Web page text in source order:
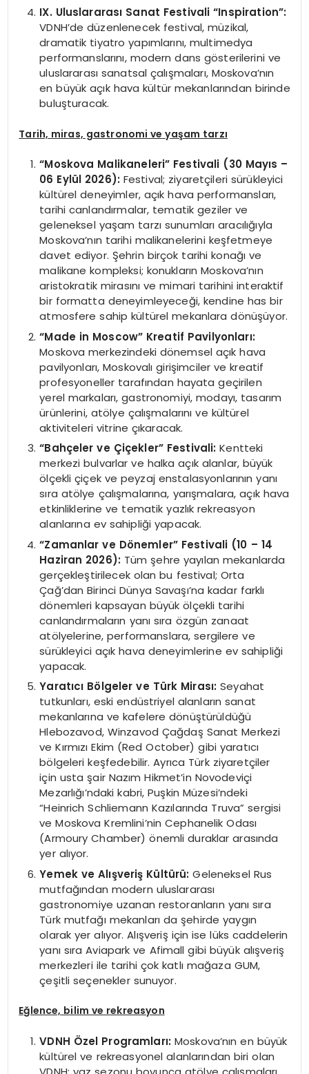
IX. Uluslararası Sanat Festivali “Inspiration”:
VDNH’de düzenlenecek festival, müzikal,
dramatik tiyatro yapımlarını, multimedya
performanslarını, modern dans gösterilerini ve
uluslararası sanatsal çalışmaları, Moskova’nın
en büyük açık hava kültür mekanlarından birinde
buluşturacak.
Tarih, miras, gastronomi ve yaşam tarzı
“Moskova Malikaneleri” Festivali (30 Mayıs –
06 Eylül 2026): Festival; ziyaretçileri sürükleyici
kültürel deneyimler, açık hava performansları,
tarihi canlandırmalar, tematik geziler ve
geleneksel yaşam tarzı sunumları aracılığıyla
Moskova’nın tarihi malikanelerini keşfetmeye
davet ediyor. Şehrin birçok tarihi konağı ve
malikane kompleksi; konukların Moskova’nın
aristokratik mirasını ve mimari tarihini interaktif
bir formatta deneyimleyeceği, kendine has bir
atmosfere sahip kültürel mekanlara dönüşüyor.
“Made in Moscow” Kreatif Pavilyonları:
Moskova merkezindeki dönemsel açık hava
pavilyonları, Moskovalı girişimciler ve kreatif
profesyoneller tarafından hayata geçirilen
yerel markaları, gastronomiyi, modayı, tasarım
ürünlerini, atölye çalışmalarını ve kültürel
aktiviteleri vitrine çıkaracak.
“Bahçeler ve Çiçekler” Festivali: Kentteki
merkezi bulvarlar ve halka açık alanlar, büyük
ölçekli çiçek ve peyzaj enstalasyonlarının yanı
sıra atölye çalışmalarına, yarışmalara, açık hava
etkinliklerine ve tematik yazlık rekreasyon
alanlarına ev sahipliği yapacak.
“Zamanlar ve Dönemler” Festivali (10 – 14
Haziran 2026): Tüm şehre yayılan mekanlarda
gerçekleştirilecek olan bu festival; Orta
Çağ’dan Birinci Dünya Savaşı’na kadar farklı
dönemleri kapsayan büyük ölçekli tarihi
canlandırmaların yanı sıra özgün zanaat
atölyelerine, performanslara, sergilere ve
sürükleyici açık hava deneyimlerine ev sahipliği
yapacak.
Yaratıcı Bölgeler ve Türk Mirası: Seyahat
tutkunları, eski endüstriyel alanların sanat
mekanlarına ve kafelere dönüştürüldüğü
Hlebozavod, Winzavod Çağdaş Sanat Merkezi
ve Kırmızı Ekim (Red October) gibi yaratıcı
bölgeleri keşfedebilir. Ayrıca Türk ziyaretçiler
için usta şair Nazım Hikmet’in Novodeviçi
Mezarlığı’ndaki kabri, Puşkin Müzesi’ndeki
“Heinrich Schliemann Kazılarında Truva” sergisi
ve Moskova Kremlini’nin Cephanelik Odası
(Armoury Chamber) önemli duraklar arasında
yer alıyor.
Yemek ve Alışveriş Kültürü: Geleneksel Rus
mutfağından modern uluslararası
gastronomiye uzanan restoranların yanı sıra
Türk mutfağı mekanları da şehirde yaygın
olarak yer alıyor. Alışveriş için ise lüks caddelerin
yanı sıra Aviapark ve Afimall gibi büyük alışveriş
merkezleri ile tarihi çok katlı mağaza GUM,
çeşitli seçenekler sunuyor.
Eğlence, bilim ve rekreasyon
VDNH Özel Programları: Moskova’nın en büyük
kültürel ve rekreasyonel alanlarından biri olan